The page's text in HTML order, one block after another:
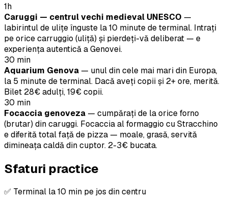
1h
Caruggi — centrul vechi medieval UNESCO —
labirintul de ulițe înguste la 10 minute de terminal. Intrați
pe orice carruggio (uliță) și pierdeți-vă deliberat — e
experiența autentică a Genovei.
30 min
Aquarium Genova — unul din cele mai mari din Europa,
la 5 minute de terminal. Dacă aveți copii și 2+ ore, merită.
Bilet 28€ adulți, 19€ copii.
30 min
Focaccia genoveza — cumpărați de la orice forno
(brutar) din caruggi. Focaccia al formaggio cu Stracchino
e diferită total față de pizza — moale, grasă, servită
dimineața caldă din cuptor. 2-3€ bucata.
Sfaturi practice
✅ Terminal la 10 min pe jos din centru